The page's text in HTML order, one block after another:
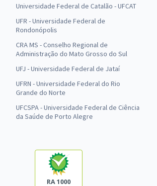
Universidade Federal de Catalão - UFCAT
UFR - Universidade Federal de
Rondonópolis
CRA MS - Conselho Regional de
Administração do Mato Grosso do Sul
UFJ - Universidade Federal de Jataí
UFRN - Universidade Federal do Rio
Grande do Norte
UFCSPA - Universidade Federal de Ciência
da Saúde de Porto Alegre
RA 1000